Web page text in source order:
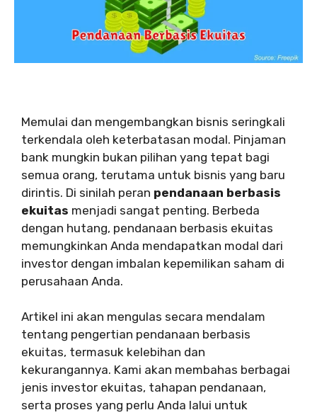
Memulai dan mengembangkan bisnis seringkali
terkendala oleh keterbatasan modal. Pinjaman
bank mungkin bukan pilihan yang tepat bagi
semua orang, terutama untuk bisnis yang baru
dirintis. Di sinilah peran pendanaan berbasis
ekuitas menjadi sangat penting. Berbeda
dengan hutang, pendanaan berbasis ekuitas
memungkinkan Anda mendapatkan modal dari
investor dengan imbalan kepemilikan saham di
perusahaan Anda.
Artikel ini akan mengulas secara mendalam
tentang pengertian pendanaan berbasis
ekuitas, termasuk kelebihan dan
kekurangannya. Kami akan membahas berbagai
jenis investor ekuitas, tahapan pendanaan,
serta proses yang perlu Anda lalui untuk